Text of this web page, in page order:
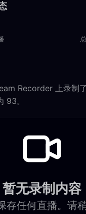
Recorder 上录制
93。
暂无录制内容
存任何直播。请